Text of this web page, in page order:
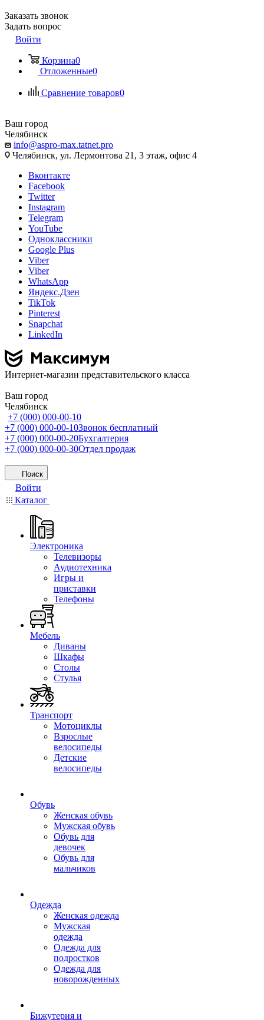
Заказать звонок
Задать вопрос
Войти
Корзина0
Отложенные0
Сравнение товаров0
Ваш город
Челябинск
info@aspro-max.tatnet.pro
Челябинск, ул. Лермонтова 21, 3 этаж, офис 4
Вконтакте
Facebook
Twitter
Instagram
Telegram
YouTube
Одноклассники
Google Plus
Viber
Viber
WhatsApp
Яндекс.Дзен
TikTok
Pinterest
Snapchat
LinkedIn
Интернет-магазин представительского класса
Ваш город
Челябинск
+7 (000) 000-00-10
+7 (000) 000-00-10Звонок бесплатный
+7 (000) 000-00-20Бухгалтерия
+7 (000) 000-00-30Отдел продаж
Поиск
Войти
Каталог
Электроника
Телевизоры
Аудиотехника
Игры и
приставки
Телефоны
Мебель
Диваны
Шкафы
Столы
Стулья
Транспорт
Мотоциклы
Взрослые
велосипеды
Детские
велосипеды
Обувь
Женская обувь
Мужская обувь
Обувь для
девочек
Обувь для
мальчиков
Одежда
Женская одежда
Мужская
одежда
Одежда для
подростков
Одежда для
новорожденных
Бижутерия и